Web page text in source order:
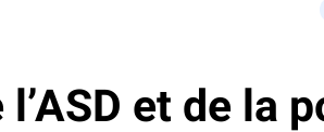
et de la